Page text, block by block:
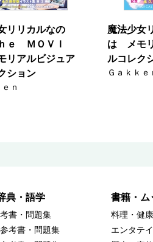
リリカルなの
ｅ ＭＯＶＩ
リアルビジュア
ション
ｎ
魔法少女
は メモ
ルコレク
Ｇａｋｋｅ
典・語学
書・問題集
考書・問題集
書籍・ム
料理・健
エンタテ